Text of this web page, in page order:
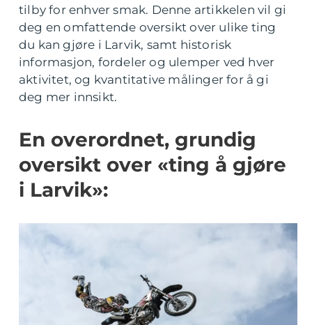
tilby for enhver smak. Denne artikkelen vil gi
deg en omfattende oversikt over ulike ting
du kan gjøre i Larvik, samt historisk
informasjon, fordeler og ulemper ved hver
aktivitet, og kvantitative målinger for å gi
deg mer innsikt.
En overordnet, grundig
oversikt over «ting å gjøre
i Larvik»: